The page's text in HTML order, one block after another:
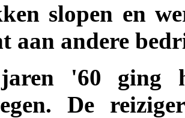
slopen en
aan andere
'60 ging
De